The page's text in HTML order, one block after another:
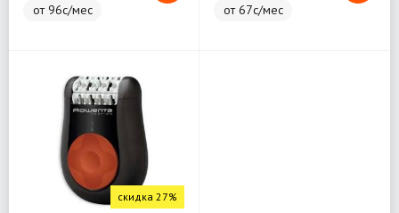
от 96с/мес от 67с/мес
скидка 27%